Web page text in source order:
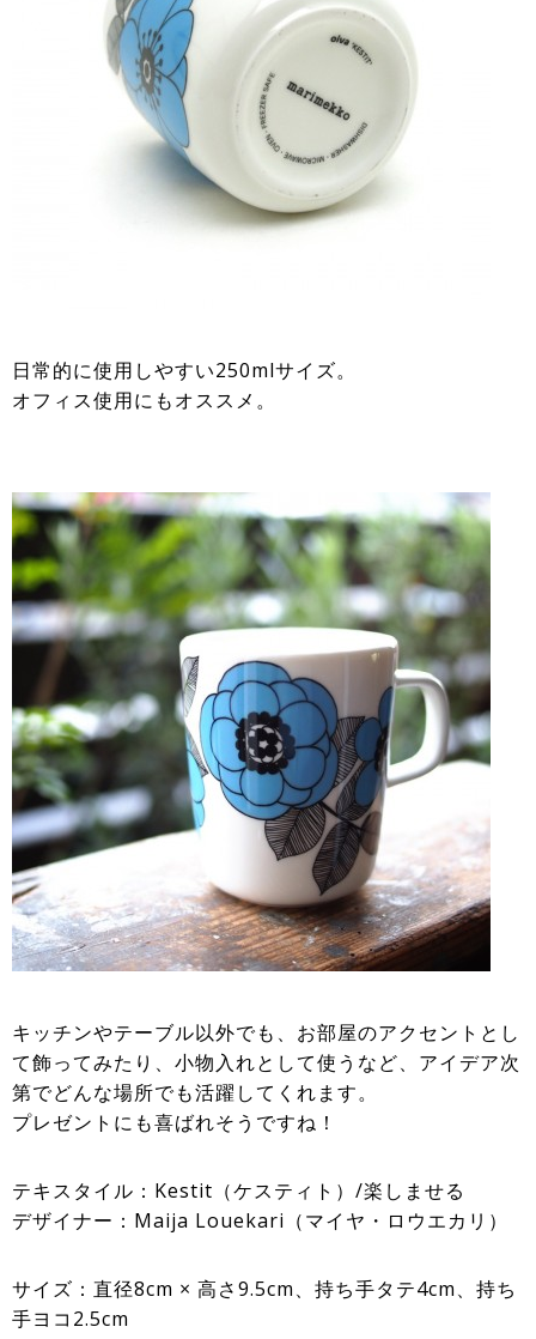
日常的に使用しやすい250mlサイズ。
オフィス使用にもオススメ。
キッチンやテーブル以外でも、お部屋のアクセントとし
て飾ってみたり、小物入れとして使うなど、アイデア次
第でどんな場所でも活躍してくれます。
プレゼントにも喜ばれそうですね！
テキスタイル：Kestit（ケスティト）/楽しませる
デザイナー：Maija Louekari（マイヤ・ロウエカリ）
サイズ：直径8cm × 高さ9.5cm、持ち手タテ4cm、持ち
手ヨコ2.5cm